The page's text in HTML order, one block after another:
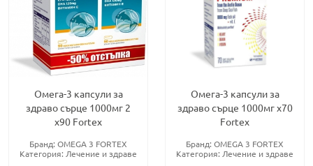
Омега-3 капсули за
здраво сърце 1000мг 2
х90 Fortex
Бранд: OMEGA 3 FORTEX
Категория: Лечение и здраве
Омега-3 капсули за
здраво сърце 1000мг х70
Fortex
Бранд: OMEGA 3 FORTEX
Категория: Лечение и здраве